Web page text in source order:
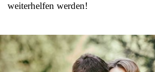
weiterhelfen werden!